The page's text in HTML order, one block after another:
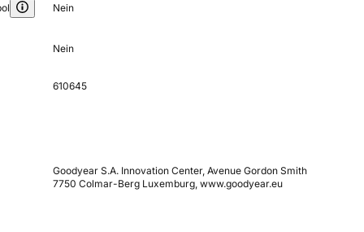
Nein
Nein
610645
Goodyear S.A. Innovation Center, Avenue Gordon Smith
7750 Colmar-Berg Luxemburg, www.goodyear.eu